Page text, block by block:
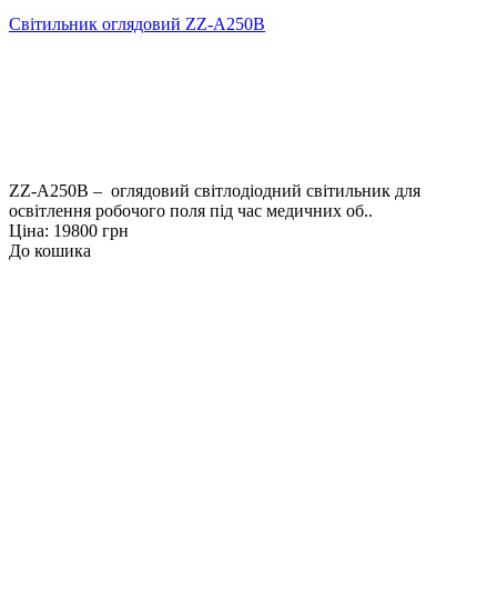
Світильник оглядовий ZZ-А250B
ZZ-А250B – оглядовий світлодіодний світильник для
освітлення робочого поля під час медичних об..
Ціна: 19800 грн
До кошика